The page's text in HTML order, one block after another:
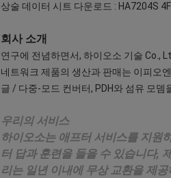
상술 데이터 시트 다운로드 : HA7204S
회사 소개
연구에 전념하면서, 하이오소 기술 Co.,
네트워크 제품의 생산과 판매는 이피오
글 / 다중-모드 컨버터, PDH와 섬유 모뎀
우리의 서비스
하이오소는 애프터 서비스를 지원
터 답과 훈련을 들을 수 있습니다,
리는 일년 이내에 무상 교환을 제